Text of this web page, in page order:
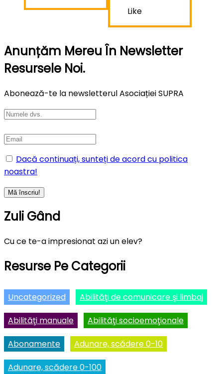
Like
Anunțăm Mereu În Newsletter
Resursele Noi.
Abonează-te la newsletterul Asociației SUPRA
Dacă continuați, sunteți de acord cu politica
noastra!
Zuli Gând
Cu ce te-a impresionat azi un elev?
Resurse Pe Categorii
Uncategorized Abilităţi de comunicare şi limbaj
Abilităţi manuale Abilităţi socioemoţionale
Abonamente Adunare, scădere 0-10
Adunare, scădere 0-100